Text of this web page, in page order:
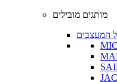
מותגים מובילים
המעצבים